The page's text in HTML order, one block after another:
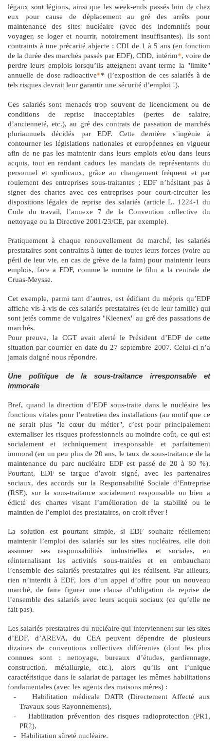
légaux sont légions, ainsi que les week-ends passés loin de chez
eux pour cause de déplacement au gré des arrêts pour
maintenance des sites nucléaire (avec des indemnités pour
voyager, se loger et nourrir, notoirement insuffisantes). Ils sont
contraints à une précarité abjecte : CDI de 1 à 5 ans (en fonction
de la durée des marchés passés par EDF), CDD, intérim*, voire de
perdre leurs emplois lorsqu’ils atteignent avant terme la "limite"
annuelle de dose radioactive** (l’exposition de ces salariés à de
tels risques devrait leur garantir une sécurité d’emploi !).
Ces salariés sont menacés trop souvent de licenciement ou de
conditions de reprise inacceptables (pertes de salaire,
d’ancienneté, etc.), au gré des contrats de passation de marchés
pluriannuels décidés par EDF. Cette dernière s’ingénie à
contourner les législations nationales et européennes en vigueur
afin de ne pas les maintenir dans leurs emplois et/ou dans leurs
acquis, tout en rendant caducs les mandats de représentants du
personnel et syndicaux, grâce au changement fréquent et par
roulement des entreprises sous-traitantes ; EDF n’hésitant pas à
signer des chartes avec ces entreprises pour court-circuiter les
dispositions légales de reprise des salariés (article L. 1224-1 du
Code du travail, l’annexe 7 de la Convention collective du
nettoyage ou la Directive 2001/23/CE, par exemple).
Pratiquement à chaque renouvellement de marché, les salariés
prestataires sont contraints à lutter de toutes leurs forces (voire au
péril de leur vie, en cas de grève de la faim) pour maintenir leurs
emplois, face a EDF, comme le montre le film a la centrale de
Cruas-Meysse.
Cet exemple, parmi tant d’autres, est édifiant du mépris qu’EDF
affiche vis-à-vis de ces salariés prestataires (et de leur famille) qui
sont jetés comme de vulgaires "Kleenex" au gré des passations de
marchés.
Pour preuve, la CGT avait alerté le Président d’EDF de cette
situation par courrier en date du 27 septembre 2007. Celui-ci n’a
jamais daigné nous répondre.
Une politique de la sous-traitance irresponsable et
immorale
Bref, quand la direction d’EDF sous-traite dans le nucléaire les
fonctions vitales pour l’entretien des installations (au motif que ce
ne serait plus "le cœur du métier", c’est pour principalement
externaliser les risques professionnels au moindre coût, ce qui est
socialement et techniquement irresponsable et parfaitement
immoral (en un peu plus de 20 ans, le taux de sous-traitance de la
maintenance du parc nucléaire EDF est passé de 20 à 80 %).
Pourtant, EDF se targue d’avoir signé, avec les partenaires
sociaux, des accords sur la Responsabilité Sociale d’Entreprise
(RSE), sur la sous-traitance socialement responsable ou bien a
édicté des chartes visant l’amélioration de la stabilité ou le
maintien de l’emploi des prestataires, on croit rêver !
La solution est pourtant simple, si EDF souhaite réellement
maintenir l’emploi des salariés sur les sites nucléaires, elle doit
assumer ses responsabilités industrielles et sociales, en
réinternalisant les activités sous-traitées et en embauchant
l’ensemble des salariés prestataires qui les réalisent. Par ailleurs,
rien n’interdit à EDF, lors d’un appel d’offre pour un nouveau
marché, de faire figurer une clause d’obligation de reprise de
l’ensemble des salariés avec leurs acquis sociaux (ce qu’elle ne
fait pas).
Les salariés prestataires du nucléaire qui interviennent sur les sites
d’EDF, d’AREVA, du CEA peuvent dépendre de plusieurs
dizaines de conventions collectives différentes (dont les plus
connues sont : nettoyage, bureaux d’études, gardiennage,
construction, métallurgie, etc.), alors qu’ils ont l’unique
caractéristique dans le salariat de partager les mêmes habilitations
fondamentales (avec les agents des maisons mères) :
-
Habilitation médicale DATR (Directement Affecté aux
Travaux sous Rayonnements),
-
Habilitation prévention des risques radioprotection (PR1,
PR2),
-
Habilitation sûreté nucléaire.